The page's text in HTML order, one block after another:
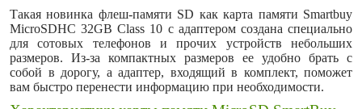
Такая новинка флеш-памяти SD как карта памяти Smartbuy
MicroSDHC 32GB Class 10 с адаптером создана специально
для сотовых телефонов и прочих устройств небольших
размеров. Из-за компактных размеров ее удобно брать с
собой в дорогу, а адаптер, входящий в комплект, поможет
вам быстро перенести информацию при необходимости.